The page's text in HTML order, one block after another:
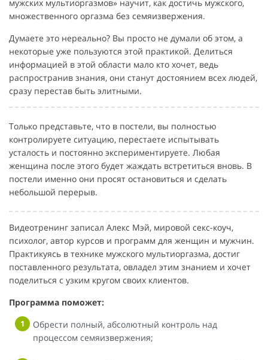
мужских мультиоргазмов» научит, как достичь мужского,
множественного оргазма без семяизвержения.
Думаете это нереально? Вы просто не думали об этом, а
некоторые уже пользуются этой практикой. Делиться
информацией в этой области мало кто хочет, ведь
распространив знания, они станут достоянием всех людей,
сразу перестав быть элитными.
Только представьте, что в постели, вы полностью
контролируете ситуацию, перестаете испытывать
усталость и постоянно экспериментируете. Любая
женщина после этого будет жаждать встретиться вновь. В
постели именно они просят остановиться и сделать
небольшой перерыв.
Видеотренинг записал Алекс Мэй, мировой секс-коуч,
психолог, автор курсов и программ для женщин и мужчин.
Практикуясь в технике мужского мультиоргазма, достиг
поставленного результата, овладел этим знанием и хочет
поделиться с узким кругом своих клиентов.
Программа поможет:
Обрести полный, абсолютный контроль над
процессом семяизвержения;